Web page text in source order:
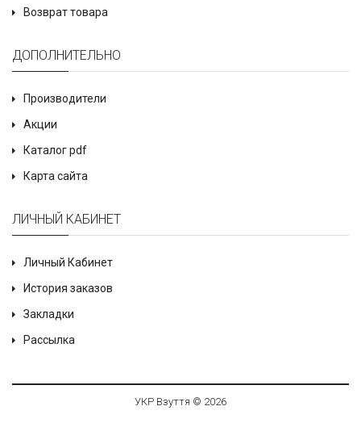
Возврат товара
ДОПОЛНИТЕЛЬНО
Производители
Акции
Каталог pdf
Карта сайта
ЛИЧНЫЙ КАБИНЕТ
Личный Кабинет
История заказов
Закладки
Рассылка
УКР Взуття © 2026